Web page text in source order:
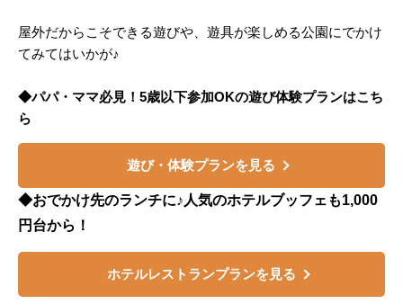
屋外だからこそできる遊びや、遊具が楽しめる公園にでかけ
てみてはいかが♪
◆パパ・ママ必見！5歳以下参加OKの遊び体験プランはこち
ら
遊び・体験プランを見る
◆おでかけ先のランチに♪人気のホテルブッフェも1,000
円台から！
ホテルレストランプランを見る